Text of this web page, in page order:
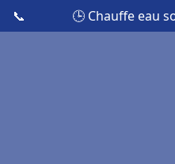
📞 🕒 Chauffe eau